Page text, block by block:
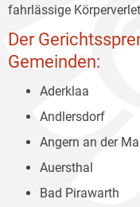
fahrlässige
Der
Gemeinden:
Aderklaa
Andlersdorf
Angern an der
Auersthal
Bad Pirawarth